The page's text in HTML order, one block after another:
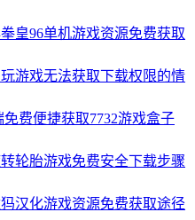
皇96单机游戏资源免费获取
游戏无法获取下载权限的情
费便捷获取7732游戏盒子
轮胎游戏免费安全下载步骤
汉化游戏资源免费获取途径